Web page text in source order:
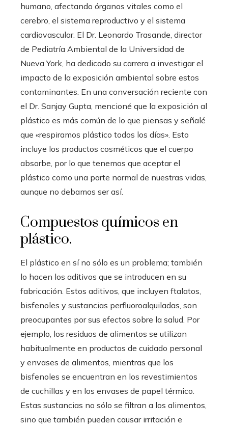
humano, afectando órganos vitales como el
cerebro, el sistema reproductivo y el sistema
cardiovascular. El Dr. Leonardo Trasande, director
de Pediatría Ambiental de la Universidad de
Nueva York, ha dedicado su carrera a investigar el
impacto de la exposición ambiental sobre estos
contaminantes. En una conversación reciente con
el Dr. Sanjay Gupta, mencioné que la exposición al
plástico es más común de lo que piensas y señalé
que «respiramos plástico todos los días». Esto
incluye los productos cosméticos que el cuerpo
absorbe, por lo que tenemos que aceptar el
plástico como una parte normal de nuestras vidas,
aunque no debamos ser así.
Compuestos químicos en
plástico.
El plástico en sí no sólo es un problema; también
lo hacen los aditivos que se introducen en su
fabricación. Estos aditivos, que incluyen ftalatos,
bisfenoles y sustancias perfluoroalquiladas, son
preocupantes por sus efectos sobre la salud. Por
ejemplo, los residuos de alimentos se utilizan
habitualmente en productos de cuidado personal
y envases de alimentos, mientras que los
bisfenoles se encuentran en los revestimientos
de cuchillas y en los envases de papel térmico.
Estas sustancias no sólo se filtran a los alimentos,
sino que también pueden causar irritación e